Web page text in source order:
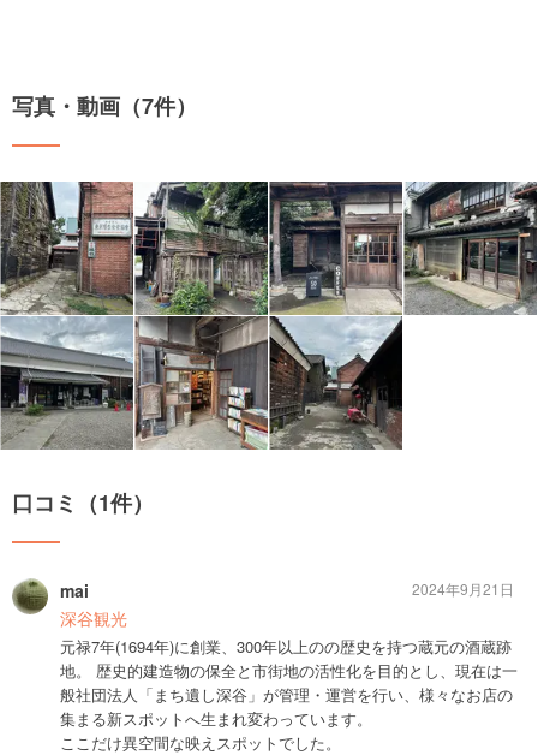
写真・動画（7件）
口コミ（1件）
mai
深谷観光
元禄7年(1694年)に創業、300年以上のの歴史を持つ蔵元の酒蔵跡
地。 歴史的建造物の保全と市街地の活性化を目的とし、現在は一
般社団法人「まち遺し深谷」が管理・運営を行い、様々なお店の
集まる新スポットへ生まれ変わっています。
ここだけ異空間な映えスポットでした。
2024年9月21日